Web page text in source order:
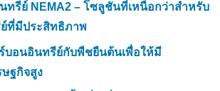
รีย์ NEMA2 – โซลูชันที่เหนือกว่าสำหรับ
ที่มีประสิทธิภาพ
บอนอินทรีย์กับพืชยืนต้นเพื่อให้มี
ฐกิจสูง